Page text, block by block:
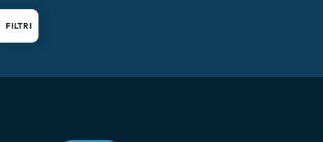
FILTRI